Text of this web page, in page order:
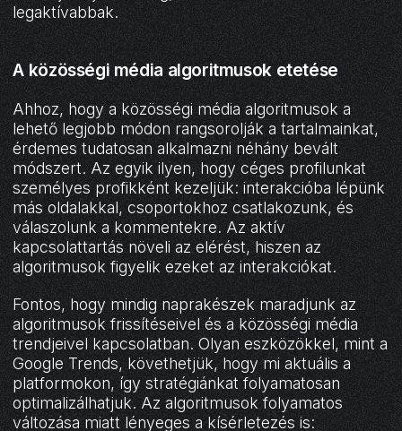
legaktívabbak.
A közösségi média algoritmusok etetése
Ahhoz, hogy a közösségi média algoritmusok a
lehető legjobb módon rangsorolják a tartalmainkat,
érdemes tudatosan alkalmazni néhány bevált
módszert. Az egyik ilyen, hogy céges profilunkat
személyes profikként kezeljük: interakcióba lépünk
más oldalakkal, csoportokhoz csatlakozunk, és
válaszolunk a kommentekre. Az aktív
kapcsolattartás növeli az elérést, hiszen az
algoritmusok figyelik ezeket az interakciókat.
Fontos, hogy mindig naprakészek maradjunk az
algoritmusok frissítéseivel és a közösségi média
trendjeivel kapcsolatban. Olyan eszközökkel, mint a
Google Trends, követhetjük, hogy mi aktuális a
platformokon, így stratégiánkat folyamatosan
optimalizálhatjuk. Az algoritmusok folyamatos
változása miatt lényeges a kísérletezés is: